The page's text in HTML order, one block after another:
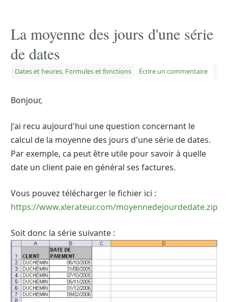
La moyenne des jours d'une série
de dates
| Dates et heures, Formules et fonctions Écrire un commentaire
Bonjour,
J'ai recu aujourd'hui une question concernant le
calcul de la moyenne des jours d'une série de dates.
Par exemple, ca peut être utile pour savoir à quelle
date un client paie en général ses factures.
Vous pouvez télécharger le fichier ici :
https://www.xlerateur.com/moyennedejourdedate.zip
Soit donc la série suivante :